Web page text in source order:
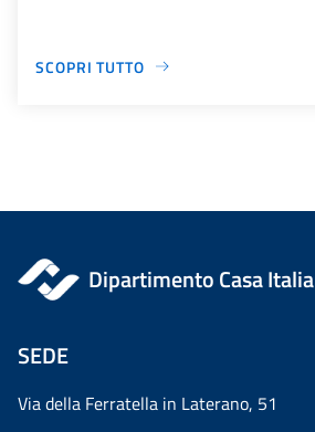
SCOPRI TUTTO
Dipartimento Casa Italia
SEDE
Via della Ferratella in Laterano, 51